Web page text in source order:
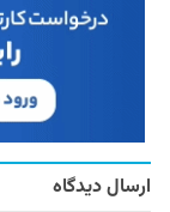
ارسال دیدگاه